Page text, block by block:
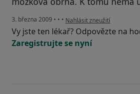
3. března 2009 • • • podle názoru uživatele
Nahlásit zneužití
Vy jste ten lékař? Odpovězte na
Zaregistrujte se nyní